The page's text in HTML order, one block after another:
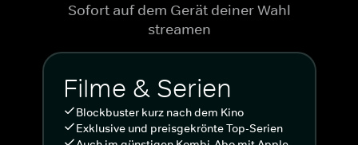
Sofort auf dem Gerät deiner Wahl
streamen
Filme & Serien
Blockbuster kurz nach dem Kino
Exklusive und preisgekrönte Top-Serien